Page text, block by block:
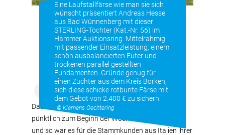
Eine Laufstallfärse wie man sie sich
wünscht präsentiert Andreas Hesse
aus Bad Wünnenberg mit dieser
STERLING-Tochter (Kat.-Nr. 56) im
Hammer Auktionsring: Mittelrahmig
mit passender Einsatzleistung, einem
schön ausbalancierten Euter und
trockenen parallel gestellten
Fundamenten. Gründe genug für
einen Züchter aus dem Kreis Borken,
sich diese schicke rotbunte Färse mit
dem Gebot von 2.400 € zu sichern.
© Klemens Oechtering
Das hochsommerliche Wetter der Vorwoche legte
pünktlich zum Beginn der Woche eine Pause ein,
und so war es für die Stammkunden aus Italien ihrer